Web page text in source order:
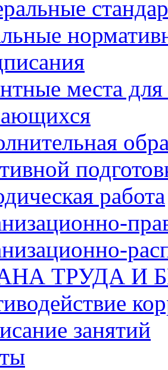
места
работа
ТРУДА И
занятий